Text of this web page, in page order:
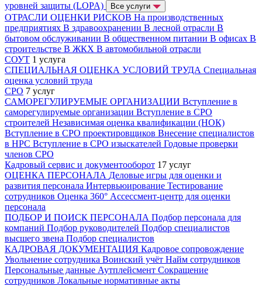
уровней защиты (LOPA)
Все услуги
ОТРАСЛИ ОЦЕНКИ РИСКОВ На производственных
предприятиях В здравоохранении В лесной отрасли В
бытовом обслуживании В общественном питании В офисах В
строительстве В ЖКХ В автомобильной отрасли
СОУТ 1 услуга
СПЕЦИАЛЬНАЯ ОЦЕНКА УСЛОВИЙ ТРУДА Специальная
оценка условий труда
СРО 7 услуг
САМОРЕГУЛИРУЕМЫЕ ОРГАНИЗАЦИИ Вступление в
саморегулируемые организации Вступление в СРО
строителей Независимая оценка квалификации (НОК)
Вступление в СРО проектировщиков Внесение специалистов
в НРС Вступление в СРО изыскателей Годовые проверки
членов СРО
Кадровый сервис и документооборот 17 услуг
ОЦЕНКА ПЕРСОНАЛА Деловые игры для оценки и
развития персонала Интервьюирование Тестирование
сотрудников Оценка 360° Ассессмент-центр для оценки
персонала
ПОДБОР И ПОИСК ПЕРСОНАЛА Подбор персонала для
компаний Подбор руководителей Подбор специалистов
высшего звена Подбор специалистов
КАДРОВАЯ ДОКУМЕНТАЦИЯ Кадровое сопровождение
Увольнение сотрудника Воинский учёт Найм сотрудников
Персональные данные Аутплейсмент Сокращение
сотрудников Локальные нормативные акты